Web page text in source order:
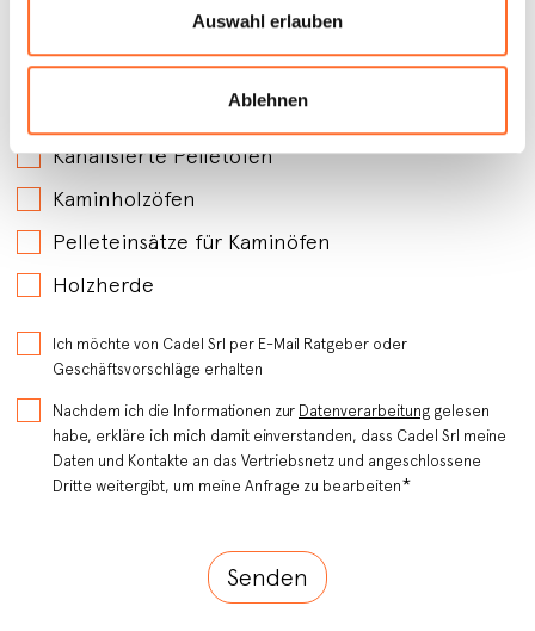
Auswahl erlauben
Ablehnen
An welchen Produkten sind Sie interessiert?
Belüftete Pelletöfen
Wasserführende Pelletöfen
Kanalisierte Pelletöfen
Kaminholzöfen
Pelleteinsätze für Kaminöfen
Holzherde
Ich möchte von Cadel Srl per E-Mail Ratgeber oder
Geschäftsvorschläge erhalten
Nachdem ich die Informationen zur Datenverarbeitung gelesen
habe, erkläre ich mich damit einverstanden, dass Cadel Srl meine
Daten und Kontakte an das Vertriebsnetz und angeschlossene
Dritte weitergibt, um meine Anfrage zu bearbeiten*